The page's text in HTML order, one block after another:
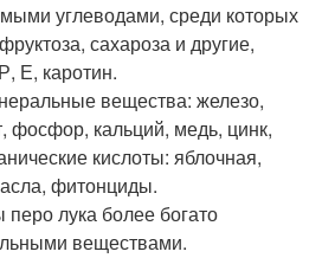
углеводами, среди которых
сахароза и другие,
Е, каротин.
вещества: железо,
фосфор, кальций, медь, цинк,
кислоты: яблочная,
фитонциды.
лука более богато
веществами.